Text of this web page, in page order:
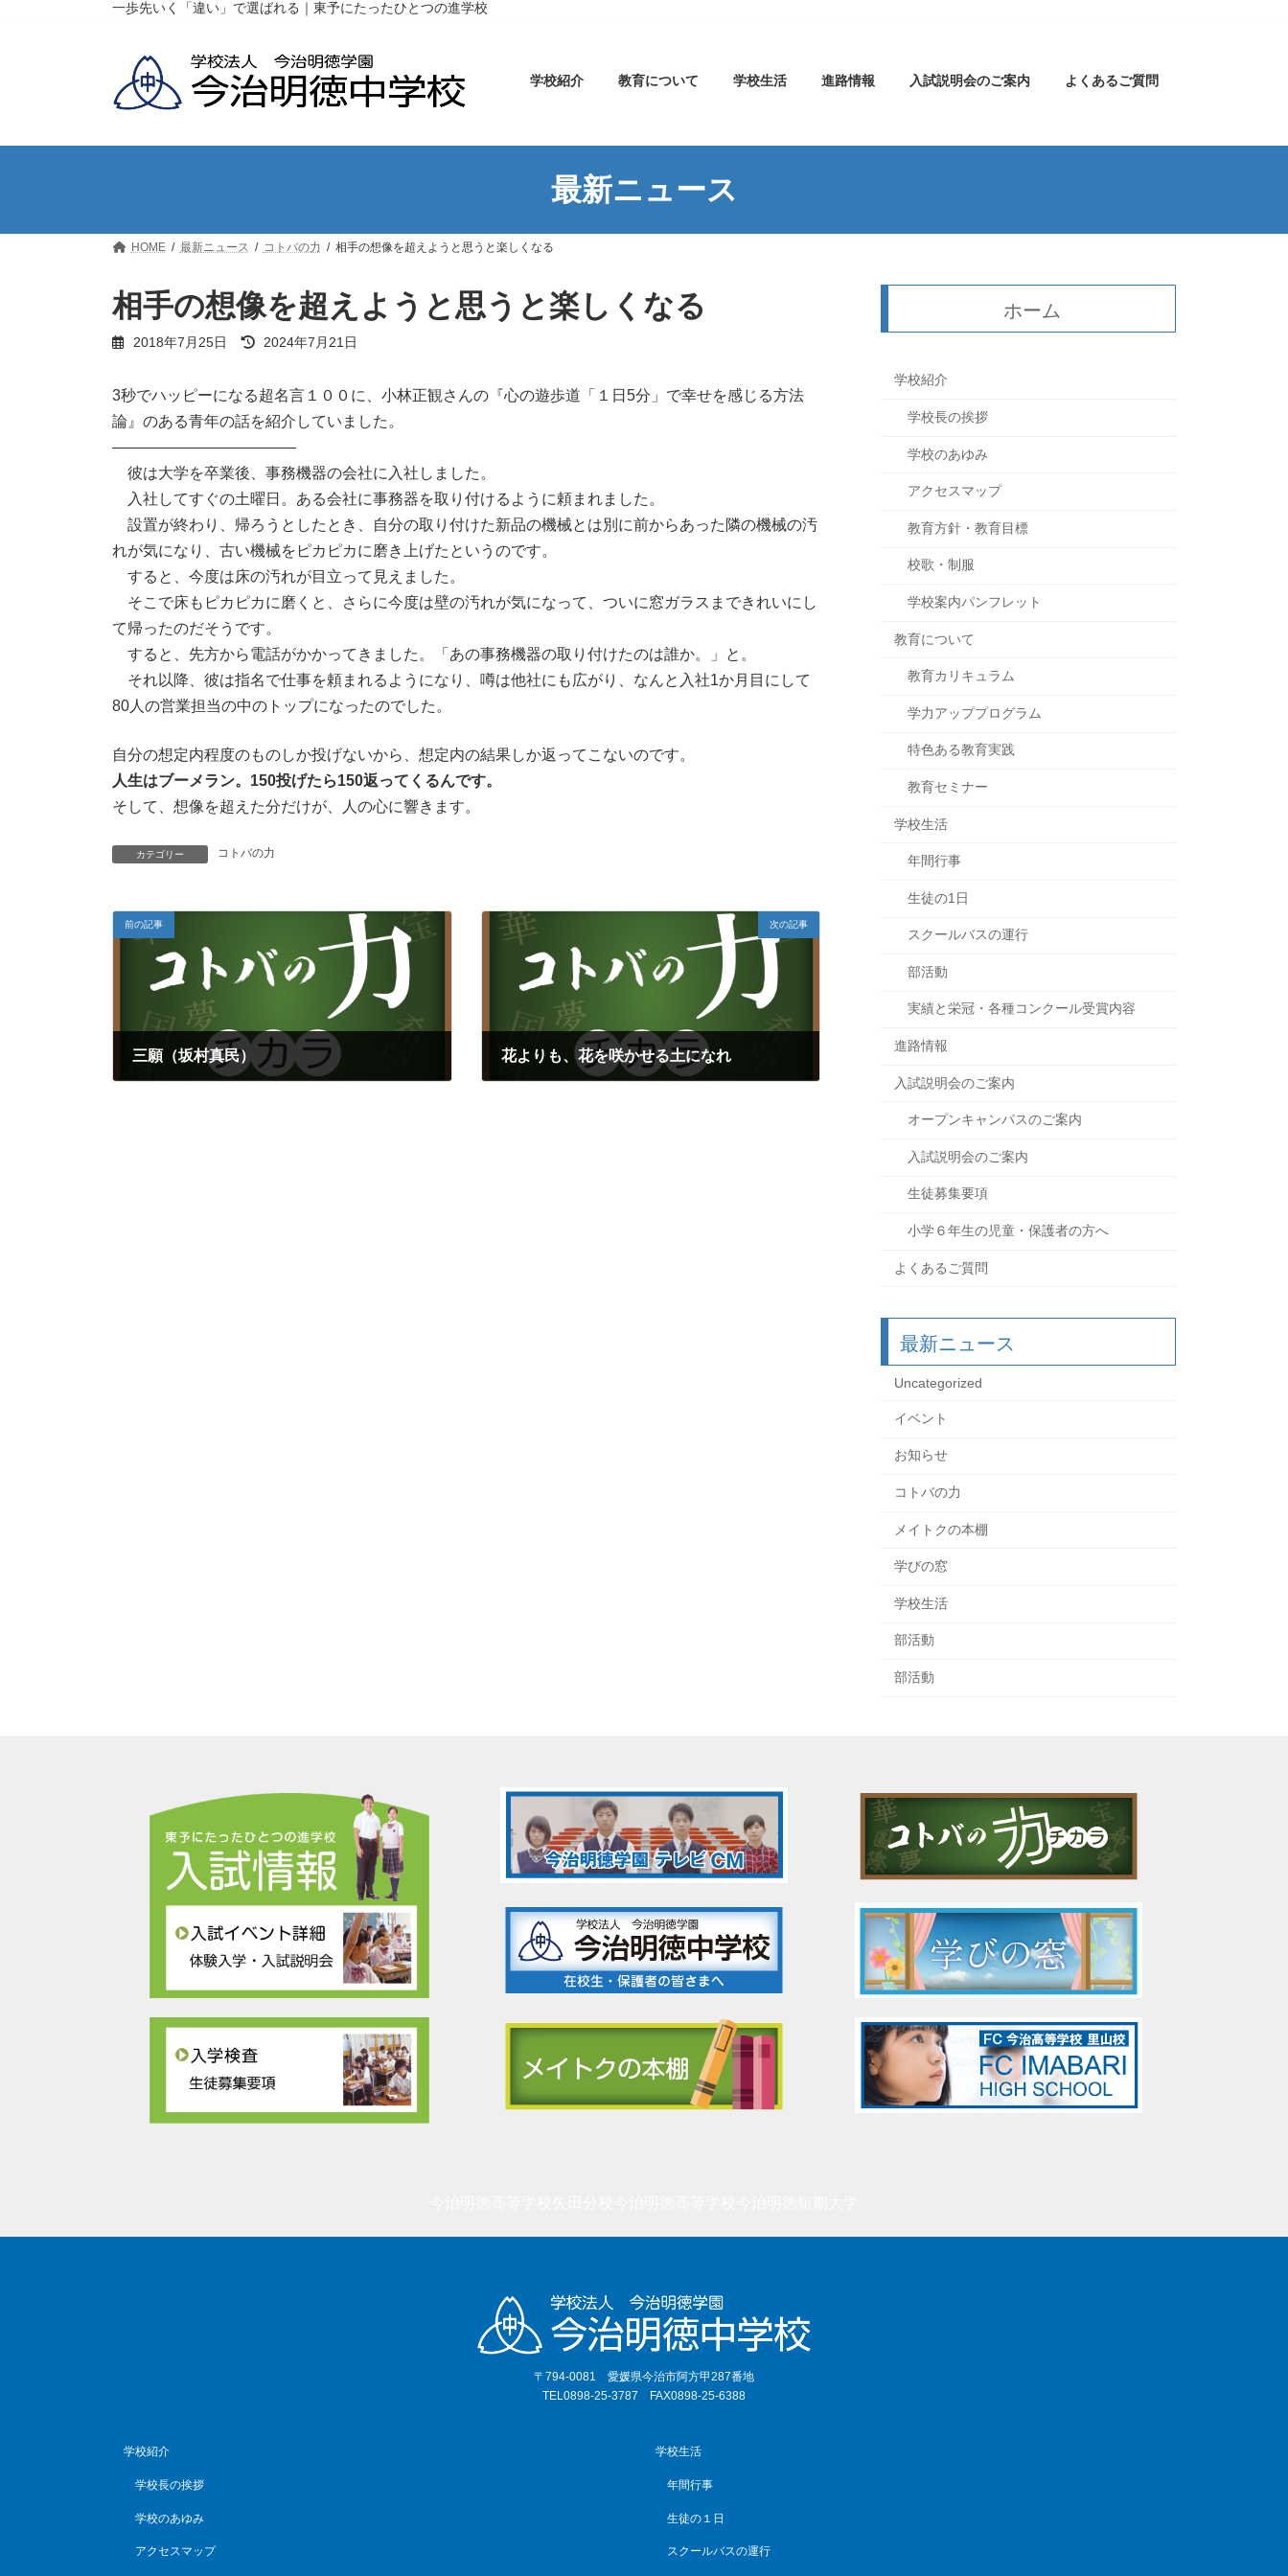
キ
に
一歩先いく「違い」で選ばれる｜東予にたったひとつの進学校
学校紹介 教育について 学校生活 進路情報 入試説明会のご案内 よくあるご質問
最新ニュース
HOME 最新ニュース コトバの力 相手の想像を超えようと思うと楽しくなる
相手の想像を超えようと思うと楽しくなる
2018年7月25日
最
新
時
:
2024年7月21日
3秒でハッピーになる超名言１００に、小林正観さんの『心の遊歩道「１日5分」で幸せを感じる方法
論』のある青年の話を紹介していました。
————————————
彼は大学を卒業後、事務機器の会社に入社しました。
入社してすぐの土曜日。ある会社に事務器を取り付けるように頼まれました。
設置が終わり、帰ろうとしたとき、自分の取り付けた新品の機械とは別に前からあった隣の機械の汚
れが気になり、古い機械をピカピカに磨き上げたというのです。
すると、今度は床の汚れが目立って見えました。
そこで床もピカピカに磨くと、さらに今度は壁の汚れが気になって、ついに窓ガラスまできれいにし
て帰ったのだそうです。
すると、先方から電話がかかってきました。「あの事務機器の取り付けたのは誰か。」と。
それ以降、彼は指名で仕事を頼まれるようになり、噂は他社にも広がり、なんと入社1か月目にして
80人の営業担当の中のトップになったのでした。
自分の想定内程度のものしか投げないから、想定内の結果しか返ってこないのです。
人生はブーメラン。150投げたら150返ってくるんです。
そして、想像を超えた分だけが、人の心に響きます。
カテゴリー コトバの力
前の記事
三願（坂村真民）
次の記事
花よりも、花を咲かせる土になれ
ホーム
学校紹介
学校長の挨拶
学校のあゆみ
アクセスマップ
教育方針・教育目標
校歌・制服
学校案内パンフレット
教育について
教育カリキュラム
学力アッププログラム
特色ある教育実践
教育セミナー
学校生活
年間行事
生徒の1日
スクールバスの運行
部活動
実績と栄冠・各種コンクール受賞内容
進路情報
入試説明会のご案内
オープンキャンパスのご案内
入試説明会のご案内
生徒募集要項
小学６年生の児童・保護者の方へ
よくあるご質問
最新ニュース
Uncategorized
イベント
お知らせ
コトバの力
メイトクの本棚
学びの窓
学校生活
部活動
部活動
〒794-0081 愛媛県今治市阿方甲287番地
TEL0898-25-3787 FAX0898-25-6388
学校紹介
学校長の挨拶
学校のあゆみ
アクセスマップ
学校生活
年間行事
生徒の１日
スクールバスの運行